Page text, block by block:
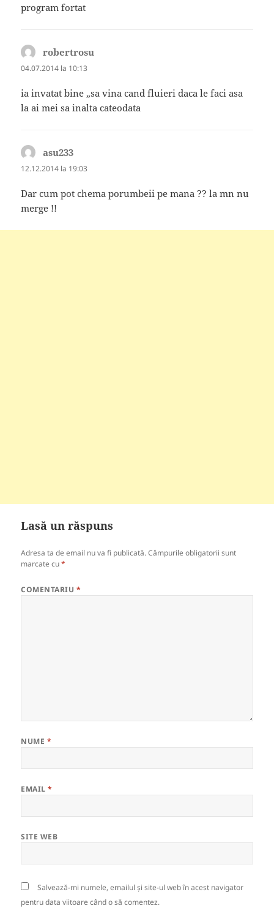
program fortat
robertrosu
04.07.2014 la 10:13
ia invatat bine „sa vina cand fluieri daca le faci asa
la ai mei sa inalta cateodata
asu233
12.12.2014 la 19:03
Dar cum pot chema porumbeii pe mana ?? la mn nu
merge !!
Lasă un răspuns
Adresa ta de email nu va fi publicată. Câmpurile obligatorii sunt
marcate cu*
COMENTARIU *
NUME *
EMAIL*
SITE WEB
Salvează-mi numele, emailul și site-ul web în acest navigator
pentru data viitoare când o să comentez.